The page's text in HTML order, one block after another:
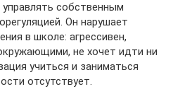
собственным
Он нарушает
в школе: агрессивен,
не хочет идти ни
учиться и заниматься
отсутствует.